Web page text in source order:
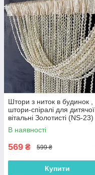
Штори з ниток в будинок ,
штори-спіралі для дитячої
вітальні Золотисті (NS-23)
В наявності
569 ₴ 599 ₴
Купити